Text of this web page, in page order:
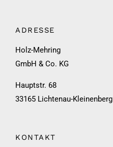
ADRESSE
Holz-Mehring
GmbH & Co. KG
Hauptstr. 68
33165 Lichtenau-Kleinenberg
KONTAKT